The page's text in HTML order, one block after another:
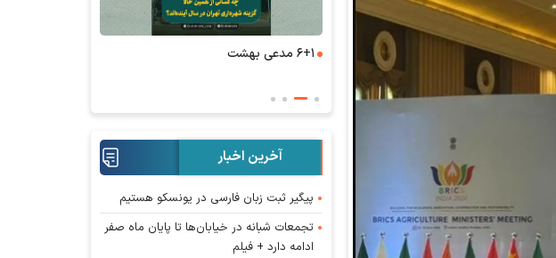
ساز‌های همیشه ناکوک! ۶+۱ مدعی بهشت
آخرین اخبار
پیگیر ثبت زبان فارسی در یونسکو هستیم
تجمعات شبانه در خیابان‌ها تا پایان ماه صفر
ادامه دارد + فیلم